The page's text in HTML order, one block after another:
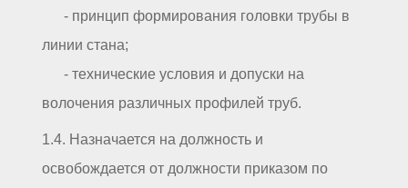
- принцип формирования головки трубы в
линии стана;
- технические условия и допуски на
волочения различных профилей труб.
1.4. Назначается на должность и
освобождается от должности приказом по